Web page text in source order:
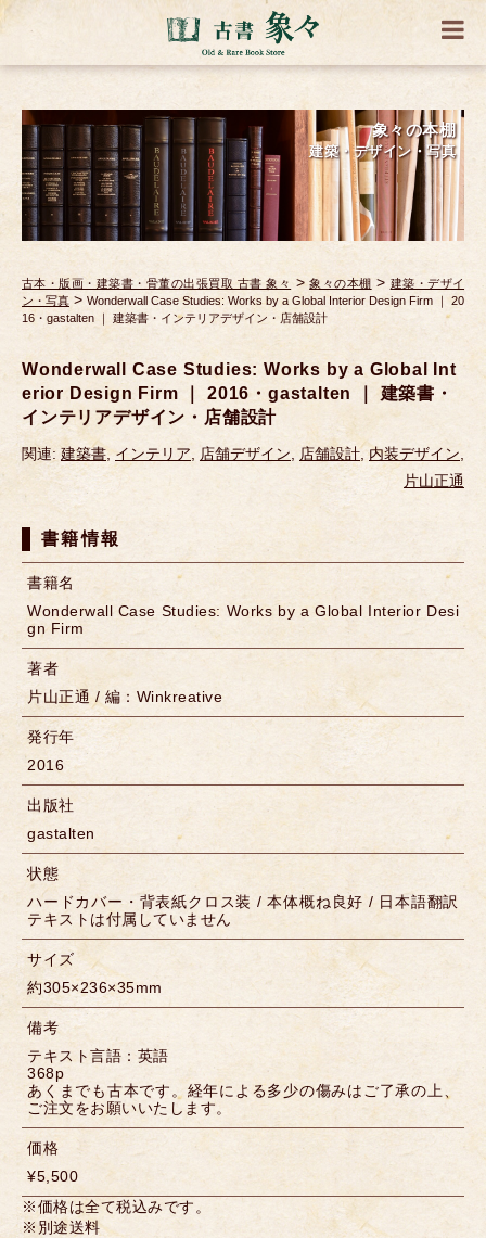
象々の本棚
建築・デザイン・写真
古本・版画・建築書・骨董の出張買取 古書 象々 >象々の本棚 > 建築・デザイ
ン・写真 > Wonderwall Case Studies: Works by a Global Interior Design Firm ｜ 20
16・gastalten ｜ 建築書・インテリアデザイン・店舗設計
Wonderwall Case Studies: Works by a Global Int
erior Design Firm ｜ 2016・gastalten ｜ 建築書・
インテリアデザイン・店舗設計
関連: 建築書,インテリア, 店舗デザイン, 店舗設計,内装デザイン,
片山正通
書籍情報
書籍名
Wonderwall Case Studies: Works by a Global Interior Desi
gn Firm
著者
片山正通 / 編：Winkreative
発行年
2016
出版社
gastalten
状態
ハードカバー・背表紙クロス装 / 本体概ね良好 / 日本語翻訳
テキストは付属していません
サイズ
約305×236×35mm
備考
テキスト言語：英語
368p
あくまでも古本です。経年による多少の傷みはご了承の上、
ご注文をお願いいたします。
価格
¥5,500
※価格は全て税込みです。
※別途送料